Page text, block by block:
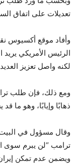
تعديلات على اتفاق
وأفاد موقع أكسيوس
الرئيس الأمريكي يريد
لكنه واصل تعزيز
ومع ذلك، فإن طلب
ذهابًا وإيابًا، وهو ما
وقال مسؤول في البيت
ترامب “لن يبرم سوى
ويضمن عدم تمكن